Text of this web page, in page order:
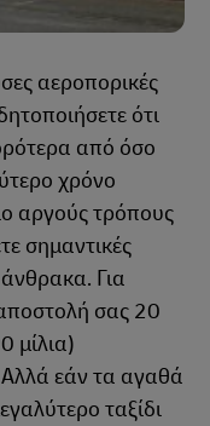
αεροπορικές
ότι
από όσο
χρόνο
αργούς τρόπους
σημαντικές
Για
σας 20
μίλια)
Αλλά εάν τα αγαθά
ταξίδι